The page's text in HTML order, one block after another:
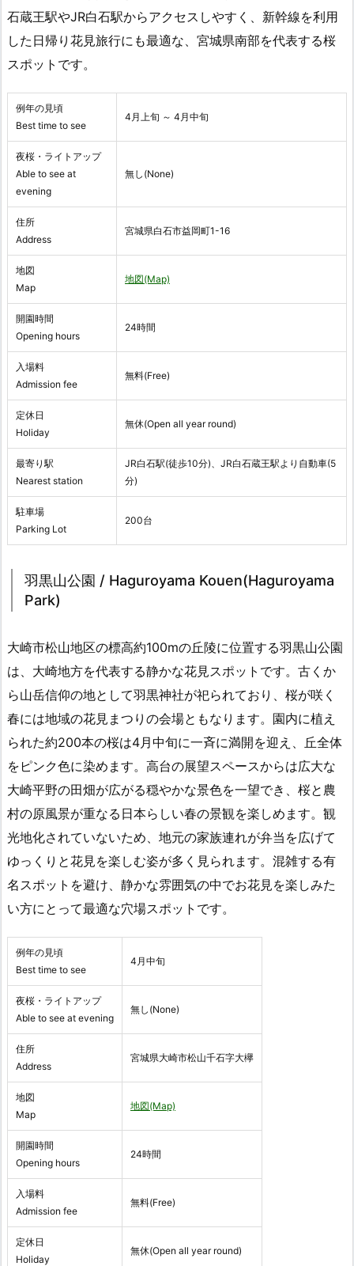
石蔵王駅やJR白石駅からアクセスしやすく、新幹線を利用
した日帰り花見旅行にも最適な、宮城県南部を代表する桜
スポットです。
例年の見頃
Best time to see
4月上旬 ～ 4月中旬
夜桜・ライトアップ
Able to see at
evening
無し(None)
住所
Address
宮城県白石市益岡町1-16
地図
Map
地図(Map)
開園時間
Opening hours
24時間
入場料
Admission fee
無料(Free)
定休日
Holiday
無休(Open all year round)
最寄り駅
Nearest station
JR白石駅(徒歩10分)、JR白石蔵王駅より自動車(5
分)
駐車場
Parking Lot
200台
羽黒山公園 / Haguroyama Kouen(Haguroyama
Park)
大崎市松山地区の標高約100mの丘陵に位置する羽黒山公園
は、大崎地方を代表する静かな花見スポットです。古くか
ら山岳信仰の地として羽黒神社が祀られており、桜が咲く
春には地域の花見まつりの会場ともなります。園内に植え
られた約200本の桜は4月中旬に一斉に満開を迎え、丘全体
をピンク色に染めます。高台の展望スペースからは広大な
大崎平野の田畑が広がる穏やかな景色を一望でき、桜と農
村の原風景が重なる日本らしい春の景観を楽しめます。観
光地化されていないため、地元の家族連れが弁当を広げて
ゆっくりと花見を楽しむ姿が多く見られます。混雑する有
名スポットを避け、静かな雰囲気の中でお花見を楽しみた
い方にとって最適な穴場スポットです。
例年の見頃
Best time to see
4月中旬
夜桜・ライトアップ
Able to see at evening
無し(None)
住所
Address
宮城県大崎市松山千石字大欅
地図
Map
地図(Map)
開園時間
Opening hours
24時間
入場料
Admission fee
無料(Free)
定休日
Holiday
無休(Open all year round)